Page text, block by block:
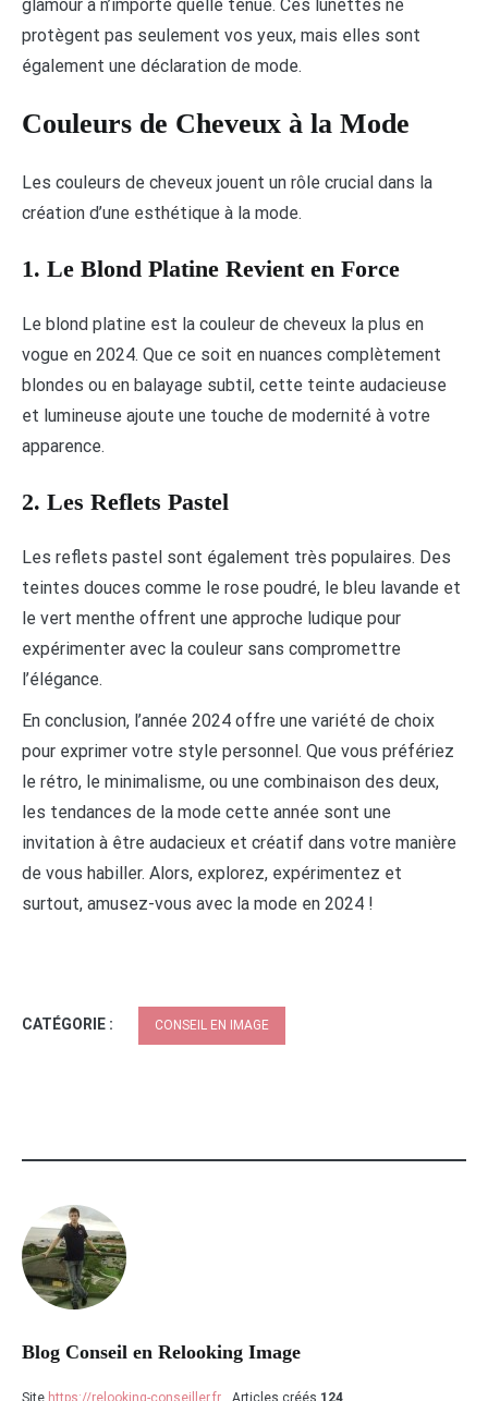
glamour à n’importe quelle tenue. Ces lunettes ne
protègent pas seulement vos yeux, mais elles sont
également une déclaration de mode.
Couleurs de Cheveux à la Mode
Les couleurs de cheveux jouent un rôle crucial dans la
création d’une esthétique à la mode.
1. Le Blond Platine Revient en Force
Le blond platine est la couleur de cheveux la plus en
vogue en 2024. Que ce soit en nuances complètement
blondes ou en balayage subtil, cette teinte audacieuse
et lumineuse ajoute une touche de modernité à votre
apparence.
2. Les Reflets Pastel
Les reflets pastel sont également très populaires. Des
teintes douces comme le rose poudré, le bleu lavande et
le vert menthe offrent une approche ludique pour
expérimenter avec la couleur sans compromettre
l’élégance.
En conclusion, l’année 2024 offre une variété de choix
pour exprimer votre style personnel. Que vous préfériez
le rétro, le minimalisme, ou une combinaison des deux,
les tendances de la mode cette année sont une
invitation à être audacieux et créatif dans votre manière
de vous habiller. Alors, explorez, expérimentez et
surtout, amusez-vous avec la mode en 2024 !
CATÉGORIE : CONSEIL EN IMAGE
Blog Conseil en Relooking Image
Site https://relooking-conseiller.fr Articles créés 124